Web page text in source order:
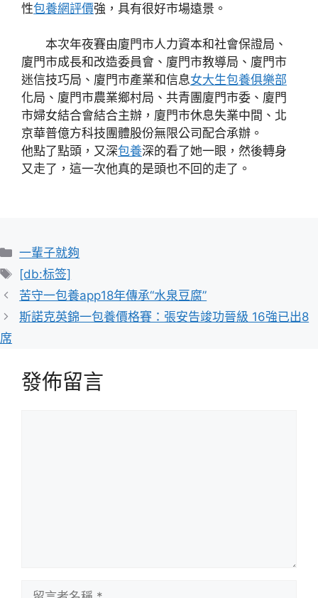
性包養網評價強，具有很好市場遠景。
本次年夜賽由廈門市人力資本和社會保證局、
廈門市成長和改造委員會、廈門市教導局、廈門市
迷信技巧局、廈門市產業和信息女大生包養俱樂部
化局、廈門市農業鄉村局、共青團廈門市委、廈門
市婦女結合會結合主辦，廈門市休息失業中間、北
京華普億方科技團體股份無限公司配合承辦。
他點了點頭，又深包養深的看了她一眼，然後轉身
又走了，這一次他真的是頭也不回的走了。
分
類
一輩子就夠
標
籤
[db:标签]
苦守一包養app18年傳承“水泉豆腐”
斯諾克英錦一包養價格賽：張安告竣功晉級 16強已出8
席
發佈留言